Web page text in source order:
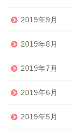
2019年9月
2019年8月
2019年7月
2019年6月
2019年5月